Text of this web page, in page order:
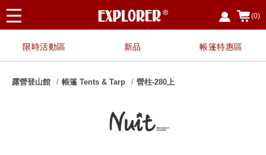
(0)
限時活動區 新品 帳篷特惠區
露營登山館 帳篷 Tents & Tarp 營柱-280上